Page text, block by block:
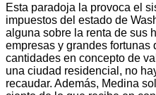
Esta paradoja la provoca el
impuestos del estado de
alguna sobre la renta de sus
empresas y grandes
cantidades en concepto de
una ciudad residencial, no
recaudar. Además, Medina